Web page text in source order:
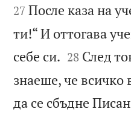
27 После каза на
ти!“ И оттогава
себе си. 

28 След
знаеше, че всичко
да се сбъдне